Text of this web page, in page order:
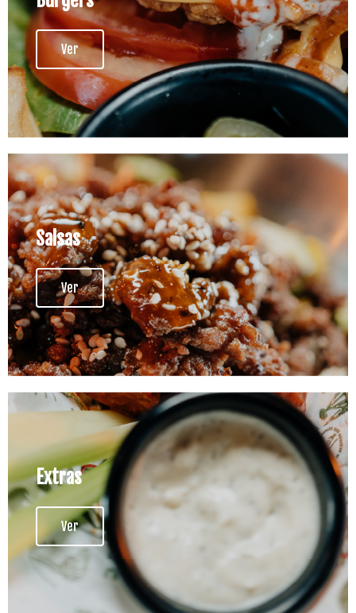
Ver
Salsas
Ver
Extras
Ver